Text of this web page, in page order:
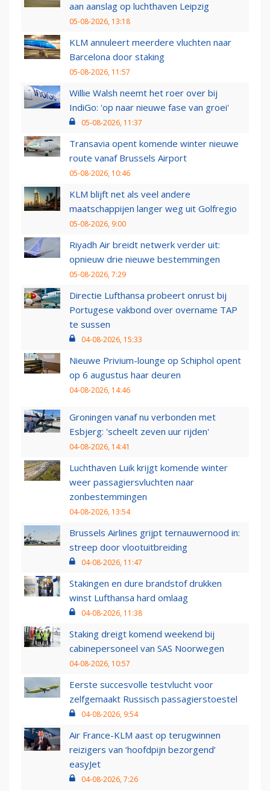
aan aanslag op luchthaven Leipzig
05-08-2026, 13:18
KLM annuleert meerdere vluchten naar
Barcelona door staking
05-08-2026, 11:57
Willie Walsh neemt het roer over bij
IndiGo: 'op naar nieuwe fase van groei'
05-08-2026, 11:37
Transavia opent komende winter nieuwe
route vanaf Brussels Airport
05-08-2026, 10:46
KLM blijft net als veel andere
maatschappijen langer weg uit Golfregio
05-08-2026, 9:00
Riyadh Air breidt netwerk verder uit:
opnieuw drie nieuwe bestemmingen
05-08-2026, 7:29
Directie Lufthansa probeert onrust bij
Portugese vakbond over overname TAP
te sussen
04-08-2026, 15:33
Nieuwe Privium-lounge op Schiphol opent
op 6 augustus haar deuren
04-08-2026, 14:46
Groningen vanaf nu verbonden met
Esbjerg: 'scheelt zeven uur rijden'
04-08-2026, 14:41
Luchthaven Luik krijgt komende winter
weer passagiersvluchten naar
zonbestemmingen
04-08-2026, 13:54
Brussels Airlines grijpt ternauwernood in:
streep door vlootuitbreiding
04-08-2026, 11:47
Stakingen en dure brandstof drukken
winst Lufthansa hard omlaag
04-08-2026, 11:38
Staking dreigt komend weekend bij
cabinepersoneel van SAS Noorwegen
04-08-2026, 10:57
Eerste succesvolle testvlucht voor
zelfgemaakt Russisch passagierstoestel
04-08-2026, 9:54
Air France-KLM aast op terugwinnen
reizigers van ‘hoofdpijn bezorgend’
easyJet
04-08-2026, 7:26